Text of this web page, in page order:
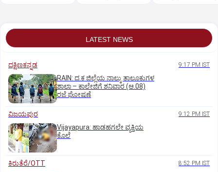
LATEST NEWS
ದಕ್ಷಿಣಕನ್ನಡ 9:17 PM IST
RAIN: ದ.ಕ ಜಿಲ್ಲೆಯ ನಾಲ್ಕು ತಾಲೂಕುಗಳ
ಶಾಲಾ – ಕಾಲೇಜಿಗೆ ಶನಿವಾರ (ಆ.08)
ರಜೆ ಘೋಷಣೆ
ವಿಜಯಪುರ 9:12 PM IST
Vijayapura: ಹಾಡಹಗಲೇ ವ್ಯಕ್ತಿಯ
ಕೊಲೆ
ಕಿರುತೆರೆ/OTT 8:52 PM IST